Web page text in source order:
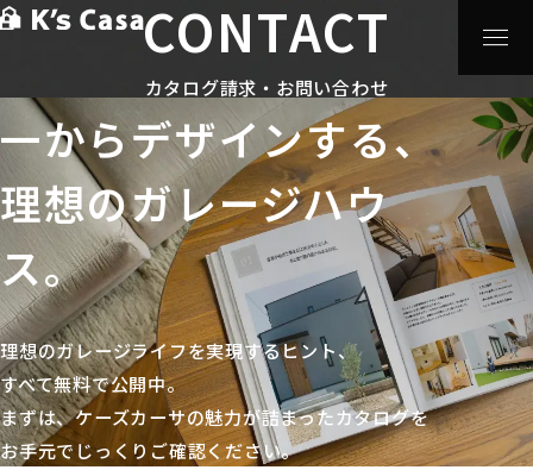
CONTACT
カタログ請求・お問い合わせ
カタログ請求・お問い合わせ
遊びも、暮らしも、自分らしさも
一からデザインする、
理想のガレージハウ
ス。
理想のガレージライフを実現するヒント、
すべて無料で公開中。
まずは、ケーズカーサの魅力が詰まったカタログを
お手元で じっくりご確認ください。